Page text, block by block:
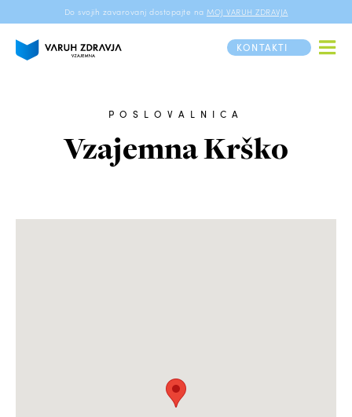
Do svojih zavarovanj dostopajte na MOJ VARUH ZDRAVJA
KONTAKTI
POSLOVALNICA
Vzajemna Krško